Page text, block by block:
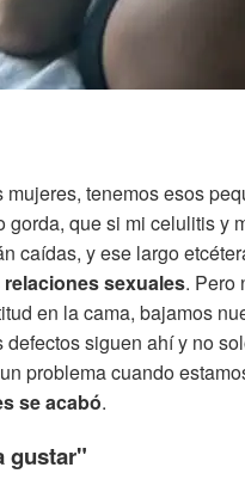
tenemos esos
gorda, que si mi celulitis y
caídas, y ese largo
sexuales. Pero
en la cama, bajamos
siguen ahí y no
problema cuando
se acabó.
gustar"